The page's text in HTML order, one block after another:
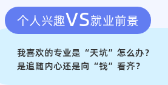
个人兴趣vs就业前景
我喜欢的专业是“天坑”怎么办？
是追随内心还是向“钱”看齐？